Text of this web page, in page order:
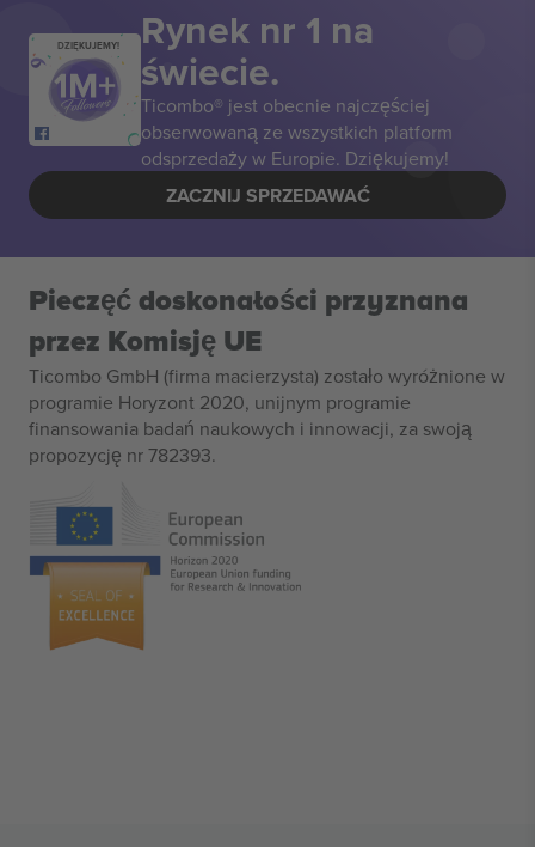
DZIĘKUJEMY! Rynek nr 1 na
świecie.
Ticombo® jest obecnie najczęściej
obserwowaną ze wszystkich platform
odsprzedaży w Europie. Dziękujemy!
ZACZNIJ SPRZEDAWAĆ
Pieczęć doskonałości przyznana
przez Komisję UE
Ticombo GmbH (firma macierzysta) zostało wyróżnione w
programie Horyzont 2020, unijnym programie
finansowania badań naukowych i innowacji, za swoją
propozycję nr 782393.